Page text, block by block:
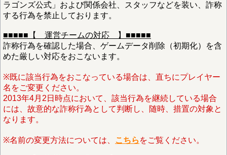
ラゴンズ公式」および関係会社、スタッフなどを装い、詐称
する行為を禁止しております。
■■■■■【 運営チームの対応 】■■■■■
詐称行為を確認した場合、ゲームデータ削除（初期化）を含
めた厳しい対応をおこないます。
※既に該当行為をおこなっている場合は、直ちにプレイヤー
名をご変更ください。
2013年4月2日時点において、該当行為を継続している場合
には、故意的な詐称行為として判断し、随時、措置の対象と
なります。
※名前の変更方法については、 こちら をご覧ください。